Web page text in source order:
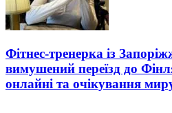
Фітнес-тренерка із
вимушений переїзд до
онлайні та очікування